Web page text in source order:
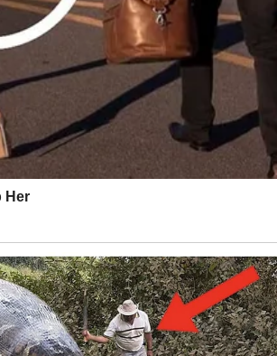
vam vraća samopouzdanje.
.
Ciganske karte otkrivaju razmišljanje i
zajedno – ili svako svojim putem.
karte govore o pravdi, ljubavi i balansu.